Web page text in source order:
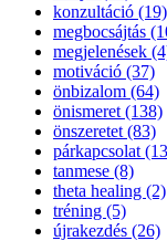
konzultáció (19)
megbocsájtás
megjelenések
motiváció (37)
önbizalom (64)
önismeret (138)
önszeretet (83)
párkapcsolat
tanmese (8)
theta healing (2)
tréning (5)
újrakezdés (26)